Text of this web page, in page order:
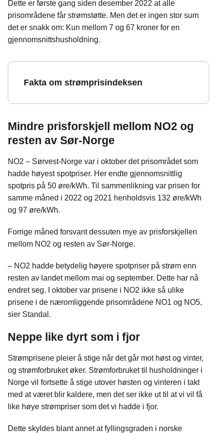
Dette er første gang siden desember 2022 at alle
prisområdene får strømstøtte. Men det er ingen stor sum
det er snakk om: Kun mellom 7 og 67 kroner for en
gjennomsnittshusholdning.
Fakta om strømprisindeksen
Mindre prisforskjell mellom NO2 og
resten av Sør-Norge
NO2 – Sørvest-Norge var i oktober det prisområdet som
hadde høyest spotpriser. Her endte gjennomsnittlig
spotpris på 50 øre/kWh. Til sammenlikning var prisen for
samme måned i 2022 og 2021 henholdsvis 132 øre/kWh
og 97 øre/kWh.
Forrige måned forsvant dessuten mye av prisforskjellen
mellom NO2 og resten av Sør-Norge.
– NO2 hadde betydelig høyere spotpriser på strøm enn
resten av landet mellom mai og september. Dette har nå
endret seg. I oktober var prisene i NO2 ikke så ulike
prisene i de næromliggende prisområdene NO1 og NO5,
sier Standal.
Neppe like dyrt som i fjor
Strømprisene pleier å stige når det går mot høst og vinter,
og strømforbruket øker. Strømforbruket til husholdninger i
Norge vil fortsette å stige utover høsten og vinteren i takt
med at været blir kaldere, men det ser ikke ut til at vi vil få
like høye strømpriser som det vi hadde i fjor.
Dette skyldes blant annet at fyllingsgraden i norske